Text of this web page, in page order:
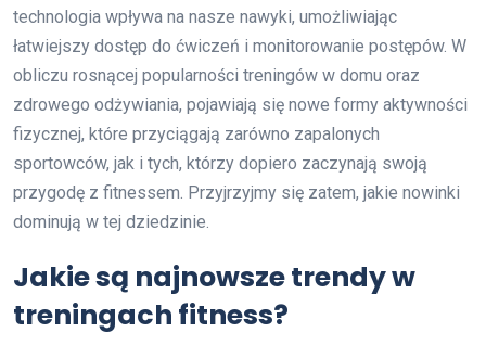
technologia wpływa na nasze nawyki, umożliwiając
łatwiejszy dostęp do ćwiczeń i monitorowanie postępów. W
obliczu rosnącej popularności treningów w domu oraz
zdrowego odżywiania, pojawiają się nowe formy aktywności
fizycznej, które przyciągają zarówno zapalonych
sportowców, jak i tych, którzy dopiero zaczynają swoją
przygodę z fitnessem. Przyjrzyjmy się zatem, jakie nowinki
dominują w tej dziedzinie.
Jakie są najnowsze trendy w
treningach fitness?